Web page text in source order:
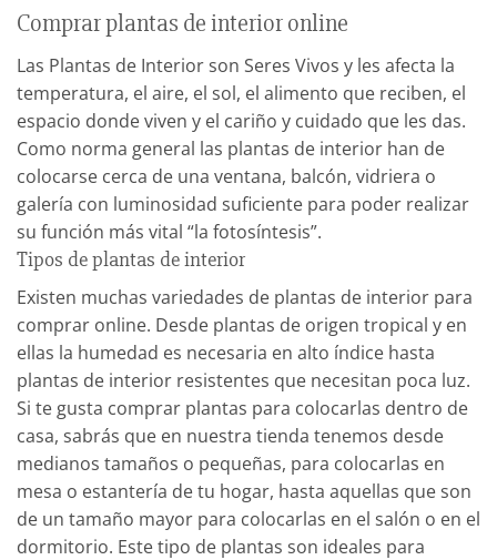
opciones
se
pueden
elegir
en
la
página
de
producto
Comprar plantas de interior online
Las Plantas de Interior son Seres Vivos y les afecta la
temperatura, el aire, el sol, el alimento que reciben, el
espacio donde viven y el cariño y cuidado que les das.
Como norma general las plantas de interior han de
colocarse cerca de una ventana, balcón, vidriera o
galería con luminosidad suficiente para poder realizar
su función más vital “la fotosíntesis”.
Tipos de plantas de interior
Existen muchas variedades de plantas de interior para
comprar online. Desde plantas de origen tropical y en
ellas la humedad es necesaria en alto índice hasta
plantas de interior resistentes que necesitan poca luz.
Si te gusta comprar plantas para colocarlas dentro de
casa, sabrás que en nuestra tienda tenemos desde
medianos tamaños o pequeñas, para colocarlas en
mesa o estantería de tu hogar, hasta aquellas que son
de un tamaño mayor para colocarlas en el salón o en el
dormitorio. Este tipo de plantas son ideales para